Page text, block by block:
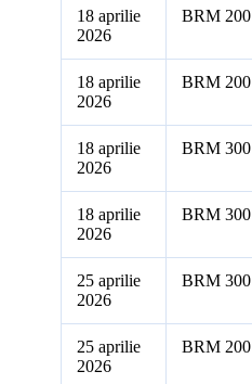
18 aprilie
2026
BRM 200
18 aprilie
2026
BRM 200
18 aprilie
2026
BRM 300
18 aprilie
2026
BRM 300
25 aprilie
2026
BRM 300
25 aprilie
2026
BRM 200